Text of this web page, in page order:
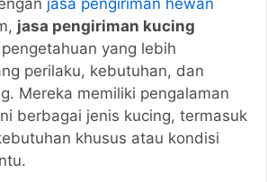
jasa pengiriman hewan
jasa pengiriman kucing
yang lebih
perilaku, kebutuhan, dan
Mereka memiliki pengalaman
berbagai jenis kucing, termasuk
khusus atau kondisi